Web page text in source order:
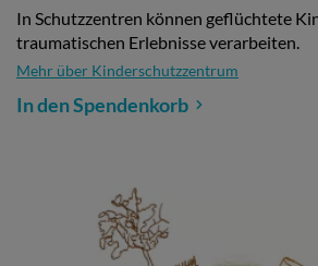
In Schutzzentren können geflüchtete
traumatischen Erlebnisse verarbeiten.
Mehr über Kinderschutzzentrum
In den Spendenkorb